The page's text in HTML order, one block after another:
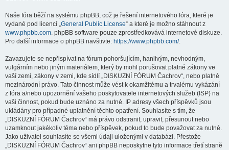
Naše fóra běží na systému phpBB, což je řešení internetového fóra, které je
vydané pod licencí „General Public License“ a které je možno stáhnout z
www.phpbb.com. phpBB software pouze zprostředkovává internetové diskuze.
Pro další informace o phpBB navštivte: https://www.phpbb.com/.
Zavazujete se nepřispívat na fórum pohoršujícím, hanlivým, nevhodným,
vulgárním nebo jiným materiálem, který by mohl porušovat platné zákony ve
vaší zemi, zákony v zemi, kde sídlí „DISKUZNÍ FÓRUM Čachrov“, nebo platné
mezinárodní právo. Tato činnost může vést k okamžitému a trvalému vykázání
z fóra a/nebo upozornění vašeho poskytovatele internetových služeb (ISP) na
vaši činnost, pokud bude uznáno za nutné. IP adresy všech příspěvků jsou
ukládány pro případné uplatnění těchto opatření. Souhlasíte s tím, že
„DISKUZNÍ FÓRUM Čachrov“ má právo odstranit, upravit, přesunout nebo
uzamknout jakékoliv téma nebo příspěvek, pokud to bude považovat za nutné.
Jako uživatel souhlasíte se všemi údaji uloženými v databázi. Přestože
„DISKUZNÍ FÓRUM Čachrov“ ani phpBB neposkytne tyto informace třetí straně